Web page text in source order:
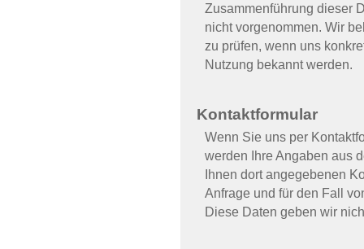
Zusammenführung dieser
nicht vorgenommen. Wir
zu prüfen, wenn uns
Nutzung bekannt werden.
Kontaktformular
Wenn Sie uns per
werden Ihre Angaben aus
Ihnen dort angegebenen
Anfrage und für den Fall
Diese Daten geben wir